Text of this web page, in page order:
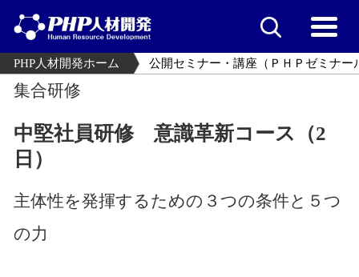
PHP人材開発ホーム 公開セミナー・講座（ＰＨＰゼミナー
集合研修
中堅社員研修 意識革新コース（2
日）
主体性を発揮するための３つの条件と５つ
の力